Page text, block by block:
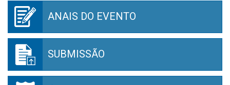
ANAIS DO EVENTO
SUBMISSÃO